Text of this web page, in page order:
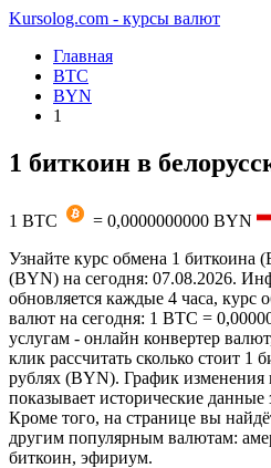
Kursolog.com - курсы валют
Главная
BTC
BYN
1
1 биткоин в
1 BTC = 0,0000000000 BYN
Узнайте курс обмена 1 биткоина
(BYN) на сегодня: 07.08.2026.
обновляется каждые 4 часа,
валют на сегодня: 1 BTC =
услугам - онлайн конвертер
клик рассчитать сколько стоит 1
рублях (BYN). График изменения
показывает исторические
Кроме того, на странице вы
другим популярным валютам:
биткоин, эфириум.